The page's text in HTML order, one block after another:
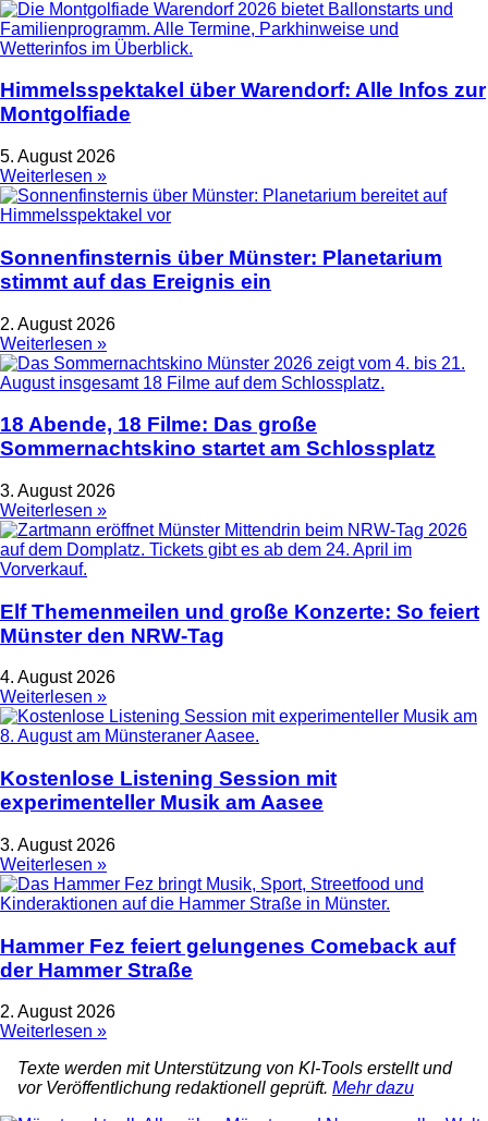
Himmelsspektakel über Warendorf: Alle Infos zur
Montgolfiade
5. August 2026
Weiterlesen »
Sonnenfinsternis über Münster: Planetarium
stimmt auf das Ereignis ein
2. August 2026
Weiterlesen »
18 Abende, 18 Filme: Das große
Sommernachtskino startet am Schlossplatz
3. August 2026
Weiterlesen »
Elf Themenmeilen und große Konzerte: So feiert
Münster den NRW-Tag
4. August 2026
Weiterlesen »
Kostenlose Listening Session mit
experimenteller Musik am Aasee
3. August 2026
Weiterlesen »
Hammer Fez feiert gelungenes Comeback auf
der Hammer Straße
2. August 2026
Weiterlesen »
Texte werden mit Unterstützung von KI-Tools erstellt und
vor Veröffentlichung redaktionell geprüft. Mehr dazu